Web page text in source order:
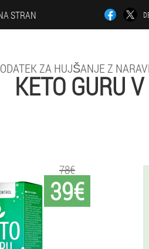
STRAN
ZA HUJŠANJE Z
KETO GURU
39€
78€